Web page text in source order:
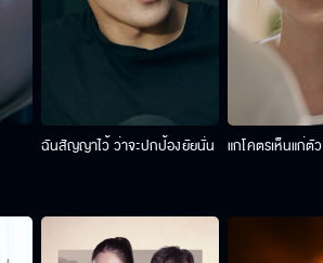
ฉันสัญญาไว้ ว่าจะปกป้องยัยนั่น แกโคตรเห็นแก่ตั